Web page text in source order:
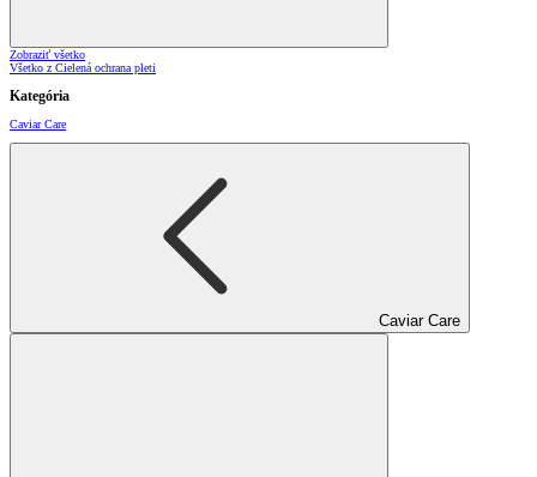
Zobraziť všetko
Všetko z Cielená ochrana pleti
Kategória
Caviar Care
Caviar Care